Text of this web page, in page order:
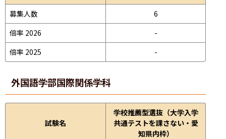
募集人数
6
倍率 2026
-
倍率 2025
-
外国語学部国際関係学科
試験名
学校推薦型選抜（大学入学
共通テストを課さない・愛
知県内枠）